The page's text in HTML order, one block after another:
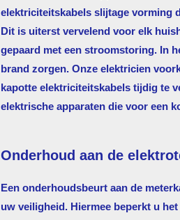
elektriciteitskabels slijtage vorming
Dit is uiterst vervelend voor elk
gepaard met een stroomstoring. In
brand zorgen. Onze elektricien
kapotte elektriciteitskabels tijdig te
elektrische apparaten die voor een
Onderhoud aan de
Een onderhoudsbeurt aan de
uw veiligheid. Hiermee beperkt u